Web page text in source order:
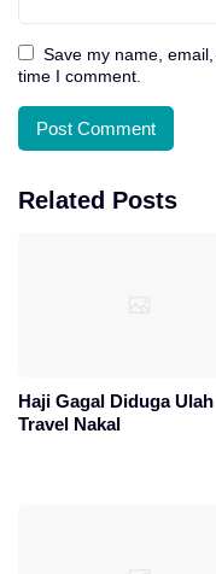
Save my name,
time I comment.
Related Posts
Haji Gagal Diduga Ulah
Travel Nakal